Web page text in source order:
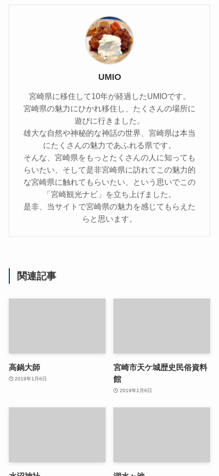
UMIO
宮崎県に移住して10年が経過したUMIOです。
宮崎県の魅力にひかれ移住し、たくさんの場所に
遊びに行きました。
雄大な自然や神秘的な神話の世界、宮崎県は本当
にたくさんの魅力であふれる県です。
そんな、宮崎県をもっとたくさんの人に知っても
らいたい、そして是非宮崎県に訪れてこの魅力的
な宮崎県に触れてもらいたい、という思いでこの
「宮崎観光ナビ」を立ち上げました。
是非、当サイトで宮崎県の魅力を感じてもらえた
らと思います。
関連記事
高鍋大師
2019年1月6日
宮崎市天ケ城歴史民俗資料
館
2019年1月6日